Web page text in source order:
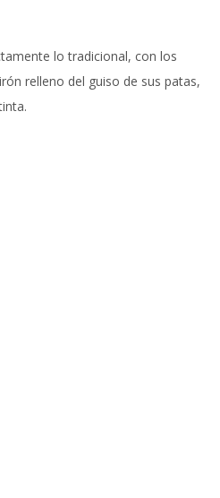
lo tradicional, con los
relleno del guiso de sus patas,